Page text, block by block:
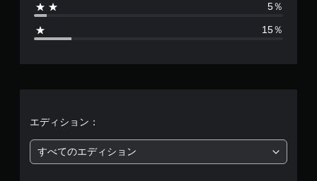
0
価
5％
15％
エディション：
すべてのエディション